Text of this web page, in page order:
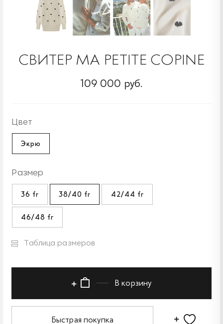
СВИТЕР MA PETITE COPINE
109 000 руб.
Цвет
Экрю
Размер
36 fr 38/40 fr 42/44 fr
46/48 fr
Таблица размеров
В корзину
Быстрая покупка